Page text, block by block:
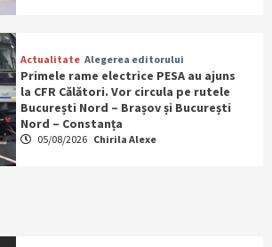
Actualitate Alegerea editorului
Primele rame electrice PESA au ajuns
la CFR Călători. Vor circula pe rutele
București Nord – Brașov și București
Nord – Constanța
05/08/2026 Chirila Alexe